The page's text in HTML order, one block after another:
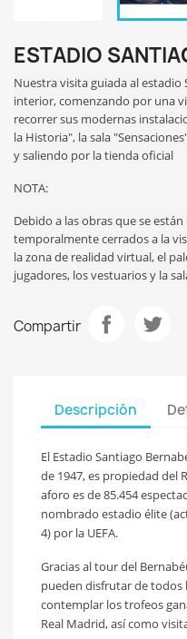
ESTADIO
Nuestra visita guiada al estadio
interior, comenzando por una
recorrer sus modernas
la Historia", la sala
y saliendo por la tienda oficial
NOTA:
Debido a las obras que se
temporalmente cerrados a la
la zona de realidad virtual, el
jugadores, los vestuarios y la
Compartir
Descripción
El Estadio Santiago
de 1947, es propiedad del
aforo es de 85.454
nombrado estadio élite
4) por la UEFA.
Gracias al tour del
pueden disfrutar de todos
contemplar los trofeos
Real Madrid, así como